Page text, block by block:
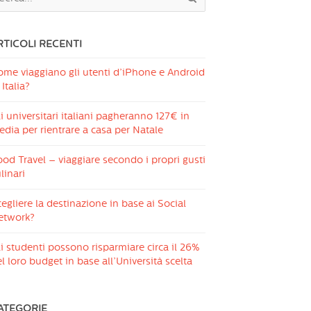
RECENTI
viaggiano gli utenti d’iPhone e Android
universitari italiani pagheranno 127€ in
per rientrare a casa per Natale
Travel – viaggiare secondo i propri gusti
la destinazione in base ai Social
studenti possono risparmiare circa il 26%
loro budget in base all’Università scelta